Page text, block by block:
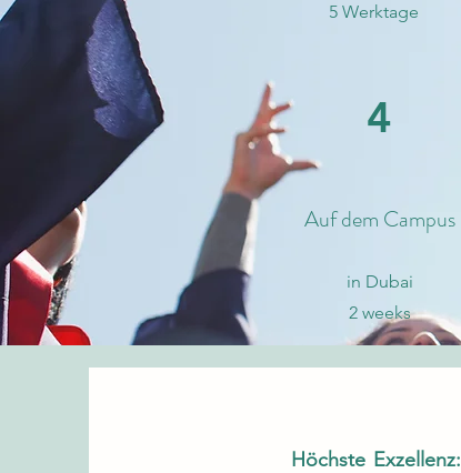
5 Werktage
4
Auf dem Campus
in Dubai
2 weeks
Höchste Exzellenz: